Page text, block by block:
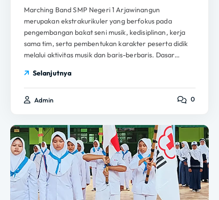
Marching Band SMP Negeri 1 Arjawinangun
merupakan ekstrakurikuler yang berfokus pada
pengembangan bakat seni musik, kedisiplinan, kerja
sama tim, serta pembentukan karakter peserta didik
melalui aktivitas musik dan baris-berbaris. Dasar…
Selanjutnya
Admin 0